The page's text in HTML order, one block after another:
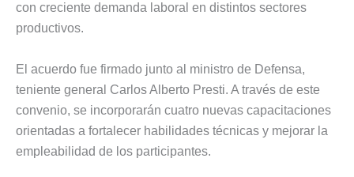
con creciente demanda laboral en distintos sectores
productivos.
El acuerdo fue firmado junto al ministro de Defensa,
teniente general Carlos Alberto Presti. A través de este
convenio, se incorporarán cuatro nuevas capacitaciones
orientadas a fortalecer habilidades técnicas y mejorar la
empleabilidad de los participantes.